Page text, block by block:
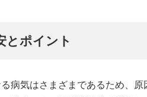
とポイント
病気はさまざまであるため、